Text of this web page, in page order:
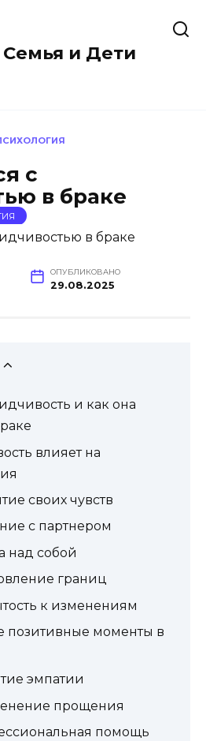
Семья и Дети
с
в браке
ОПУБЛИКОВАНО
29.08.2025
и как она
влияет на
своих чувств
с партнером
над собой
границ
к изменениям
позитивные моменты в
эмпатии
прощения
помощь